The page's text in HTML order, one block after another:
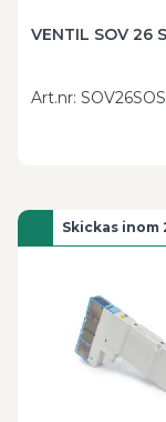
VENTIL SOV 26
Art.nr:
Skickas inom